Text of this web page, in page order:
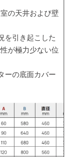
の天井および壁
を引き起こした
が極力少ない位
ーの底面カバー